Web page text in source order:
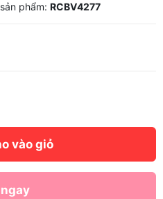
phẩm: RCBV4277
vào giỏ